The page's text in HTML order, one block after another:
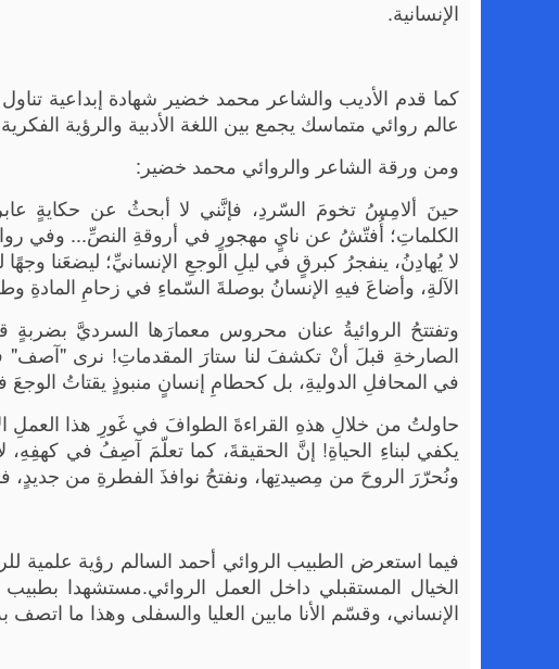
الإنسانية.
كما قدم الأديب والشاعر محمد خضير شهادة إبداعية
عالم روائي متماسك يجمع بين اللغة الأدبية والرؤية
ومن ورقة الشاعر والروائي محمد خضير:
حينَ ألامِسُ تخومَ السّردِ، فإنَّني لا أبحثُ عن حكايةٍ
لا يُهادِنُ، ينفجرُ كبرقٍ في ليلِ الوجعِ الإنسانيِّ؛ ليضعَنا
الآلةِ، وأضاعَ فيهِ الإنسانُ بوصلةَ السّماءِ في زحامِ المادةِ
وتفتتحُ الروائيةُ عنان محروس معمارَها السرديَّ
في المحافلِ الدوليةِ، بل كحطامِ إنسانٍ منبوذٍ يقتاتُ
حاولتُ من خلالِ هذهِ القراءةَ الطوافَ في غَورِ هذا
يكفي لبناءِ الحياةِ! إنَّ الحقيقةَ، كما تعلّمَ آصِفُ في
ونُحرّرَ الروحَ من مِصيدتِها، ونفتحُ نوافذَ الفطرةِ من جديدٍ،
فيما استعرض الطبيب الروائي أحمد السالم رؤية علمية
الخيال المستقبلي داخل العمل الروائي.مستشهدا
الإنساني، وقسّم الأنا مابين العليا والسفلى وهذا ما